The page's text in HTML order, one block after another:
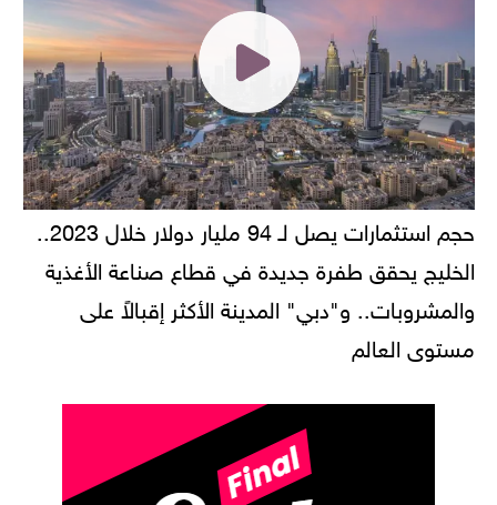
حجم استثمارات يصل لـ 94 مليار دولار خلال 2023..
الخليج يحقق طفرة جديدة في قطاع صناعة الأغذية
والمشروبات.. و"دبي" المدينة الأكثر إقبالاً على
مستوى العالم